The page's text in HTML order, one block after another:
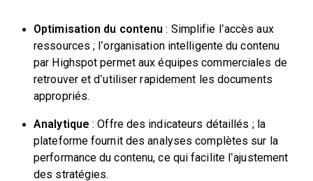
Optimisation du contenu : Simplifie l’accès aux
ressources ; l’organisation intelligente du contenu
par Highspot permet aux équipes commerciales de
retrouver et d’utiliser rapidement les documents
appropriés.
Analytique : Offre des indicateurs détaillés ; la
plateforme fournit des analyses complètes sur la
performance du contenu, ce qui facilite l’ajustement
des stratégies.